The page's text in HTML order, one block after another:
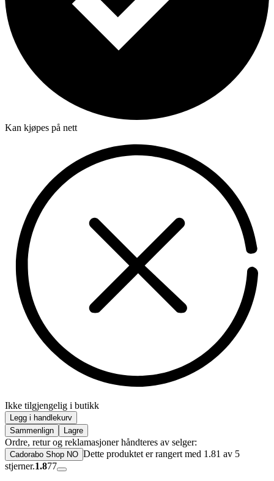
Kan kjøpes på nett
Ikke tilgjengelig i butikk
Legg i handlekurv
Sammenlign
Lagre
Ordre, retur og reklamasjoner håndteres av selger:
Cadorabo Shop NO Dette produktet er rangert med 1.81 av 5
stjerner.1.877